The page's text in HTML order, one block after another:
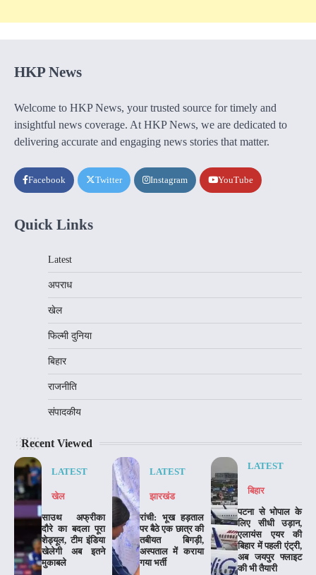
HKP News
Welcome to HKP News, your trusted source for timely and
insightful news coverage. At HKP News, we are dedicated to
delivering accurate and engaging news stories that matter.
Facebook Twitter Instagram YouTube
Quick Links
Latest
अपराध
खेल
फिल्मी दुनिया
बिहार
राजनीति
संपादकीय
Recent Viewed
LATEST
खेल
साउथ अफ्रीका
दौरे का बदला पूरा
शेड्यूल, टीम इंडिया
खेलेगी अब इतने
मुकाबले
LATEST
झारखंड
रांची: भूख हड़ताल
पर बैठे एक छात्र की
तबीयत बिगड़ी,
अस्पताल में कराया
गया भर्ती
LATEST
बिहार
पटना से भोपाल के
लिए सीधी उड़ान,
एलायंस एयर की
बिहार में पहली एंट्री,
अब जयपुर फ्लाइट
की भी तैयारी